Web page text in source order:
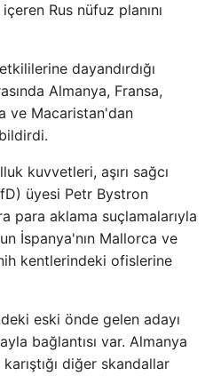
Rus nüfuz planını
dayandırdığı
Almanya, Fransa,
ve Macaristan'dan
kuvvetleri, aşırı sağcı
üyesi Petr Bystron
para aklama suçlamalarıyla
İspanya'nın Mallorca ve
kentlerindeki ofislerine
eski önde gelen adayı
bağlantısı var. Almanya
diğer skandallar